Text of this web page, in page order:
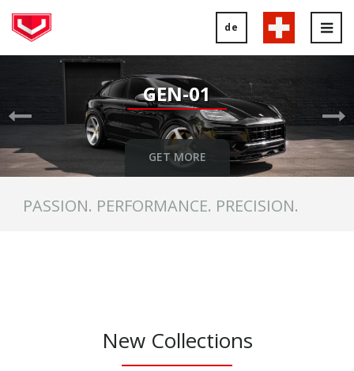
de
GEN-01
GET MORE
Previous
PASSION. PERFORMANCE. PRECISION.
New Collections